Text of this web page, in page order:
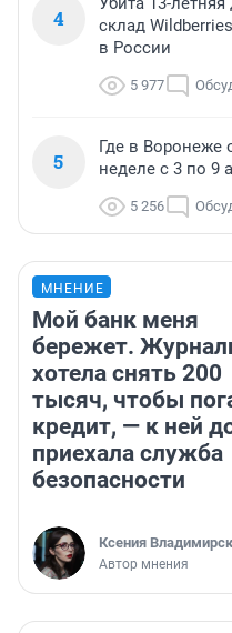
4
склад
в России
5 977
5
Где в Воронеже
неделе с 3 по 9
5 256
МНЕНИЕ
Мой банк меня
бережет.
хотела снять 200
тысяч, чтобы
кредит, — к ней
приехала служба
безопасности
Ксения
Автор мнения